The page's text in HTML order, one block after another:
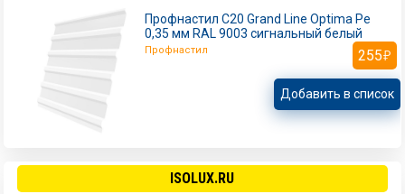
Профнастил С20 Grand Line Optima Pe
0,35 мм RAL 9003 сигнальный белый
Профнастил 255
Добавить в список
ISOLUX.RU